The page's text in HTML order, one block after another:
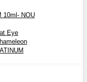
10ml- NOU
Eye